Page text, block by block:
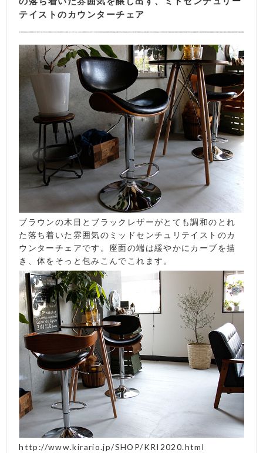
テイストのカウンターチェア
ブラウンの木目とブラックレザーがとても調和のとれ
た落ち着いた雰囲気のミッドセンチュリテイストのカ
ウンターチェアです。座面の端は緩やかにカーブを描
き、体をそっと包みこんでこれます。
http://www.kirario.jp/SHOP/KRI2020.html